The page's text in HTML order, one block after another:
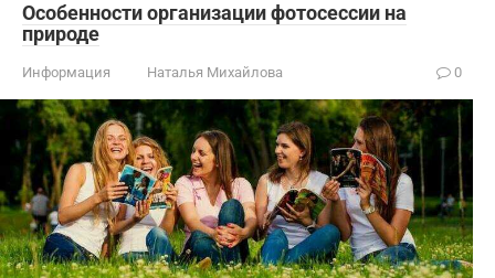
Особенности организации фотосессии на
природе
Информация Наталья Михайлова 0